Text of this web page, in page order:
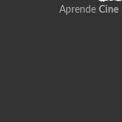
Aprende Cine